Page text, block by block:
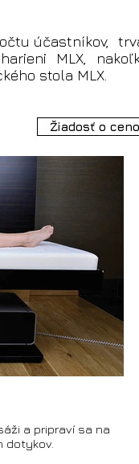
účastníkov,
MLX,
stola MLX.
Žiadosť o
a pripraví sa na
dotykov.